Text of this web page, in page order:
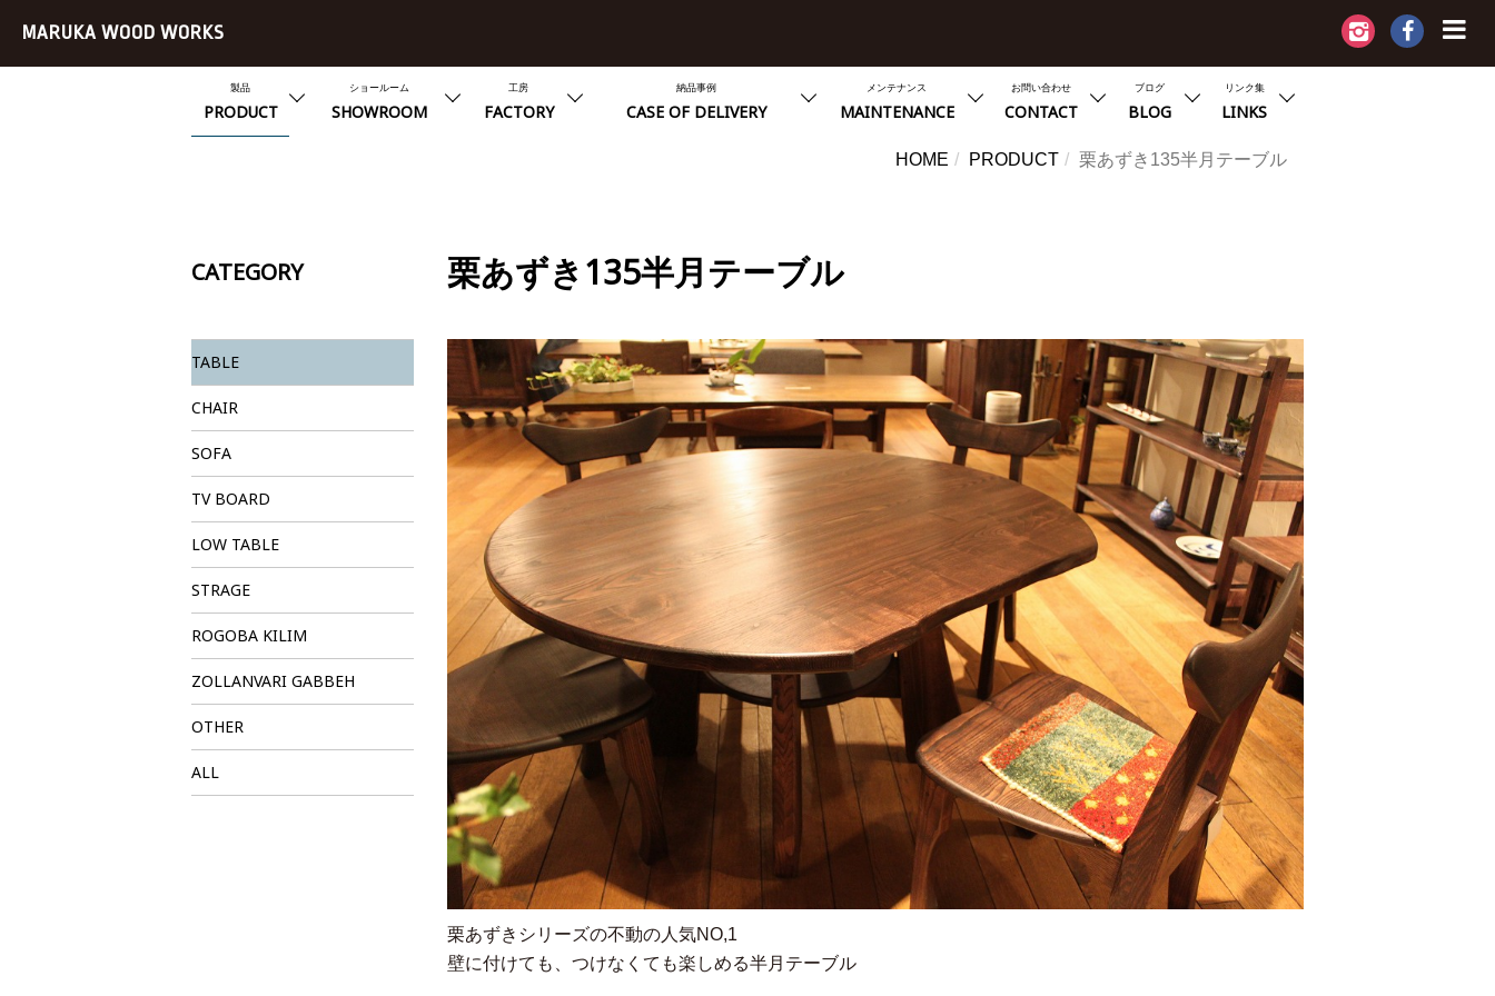
MARUKA WOOD WORKS
製品
PRODUCT
ショールーム
SHOWROOM
工房
FACTORY
納品事例
CASE OF DELIVERY
メンテナンス
MAINTENANCE
お問い合わせ
CONTACT
ブログ
BLOG
リンク集
LINKS
HOME PRODUCT 栗あずき135半月テーブル
栗あずき135半月テーブル
栗あずきシリーズの不動の人気NO,1
壁に付けても、つけなくても楽しめる半月テーブル
CATEGORY
TABLE
CHAIR
SOFA
TV BOARD
LOW TABLE
STRAGE
ROGOBA KILIM
ZOLLANVARI GABBEH
OTHER
ALL